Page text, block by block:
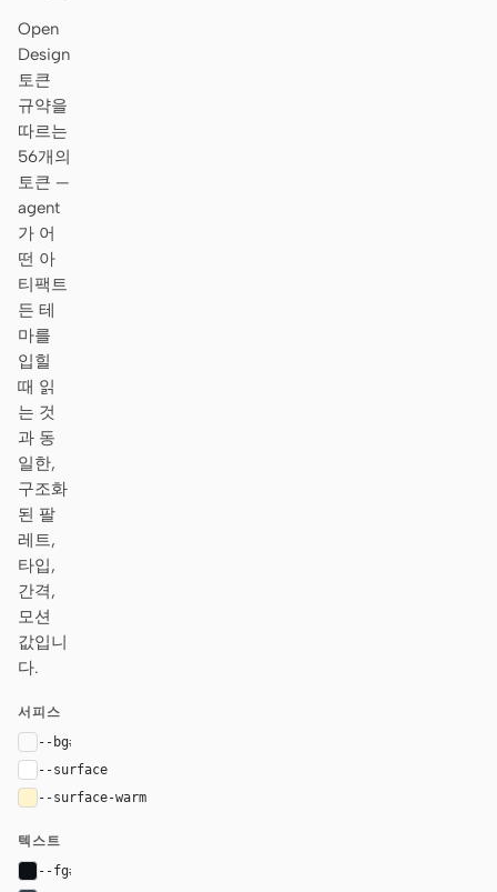
Open
Design
토큰
규약을
따르는
56개의
토큰 —
agent
가 어
떤 아
티팩트
든 테
마를
입힐
때 읽
는 것
과 동
일한,
구조화
된 팔
레트,
타입,
간격,
모션
값입니
다.
서피스
--bg#fafafa
--surface
--surface-warm
텍스트
--fg#0d1117